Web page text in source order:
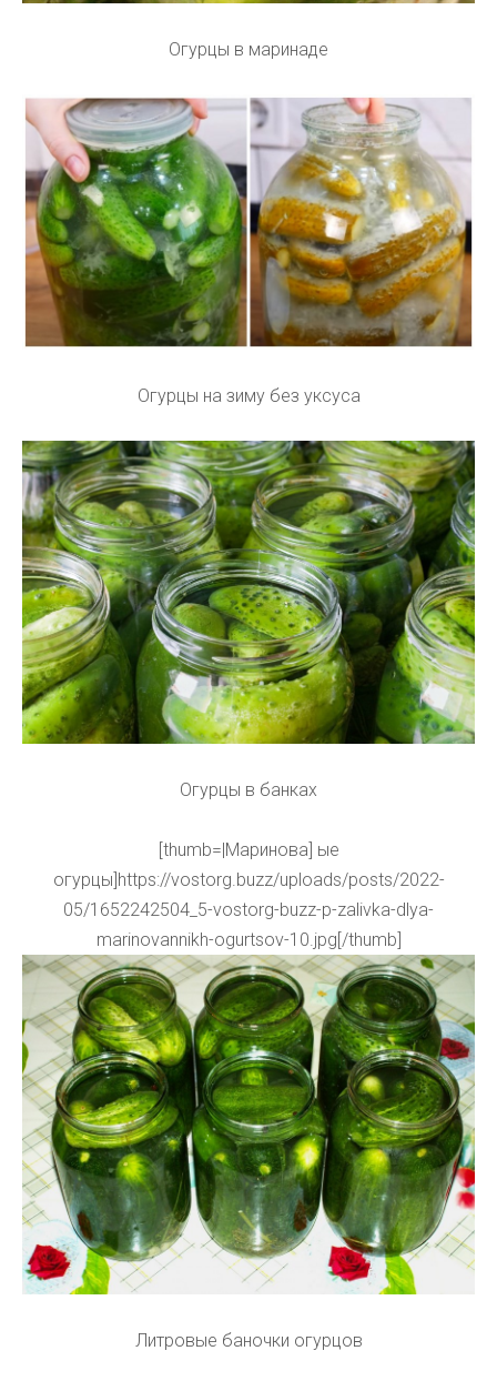
Огурцы в маринаде
Огурцы на зиму без уксуса
Огурцы в банках
[thumb=|Маринова] ые
огурцы]https://vostorg.buzz/uploads/posts/2022-
05/1652242504_5-vostorg-buzz-p-zalivka-dlya-
marinovannikh-ogurtsov-10.jpg[/thumb]
Литровые баночки огурцов